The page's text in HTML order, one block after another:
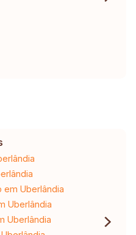
em Uberlândia
Uberlândia
Uberlândia